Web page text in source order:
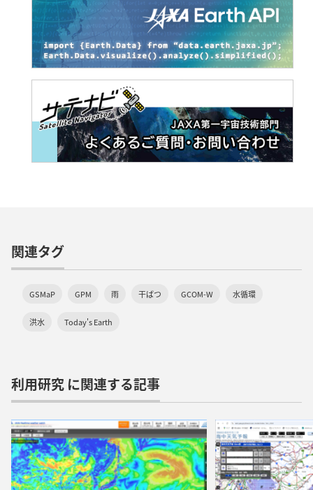
関連タグ
GSMaP GPM 雨 干ばつ GCOM-W 水循環
洪水 Today's Earth
利用研究 に関連する記事